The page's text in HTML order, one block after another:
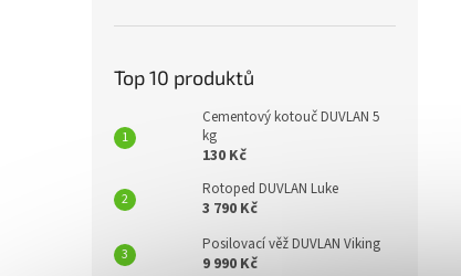
Top 10 produktů
Cementový kotouč DUVLAN 5
kg
130 Kč
Rotoped DUVLAN Luke
3 790 Kč
Posilovací věž DUVLAN Viking
9 990 Kč